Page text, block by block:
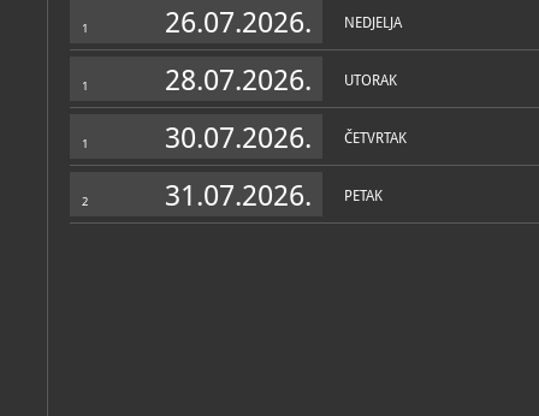
1 26.07.2026. NEDJELJA
1 28.07.2026. UTORAK
1 30.07.2026. ČETVRTAK
2 31.07.2026. PETAK